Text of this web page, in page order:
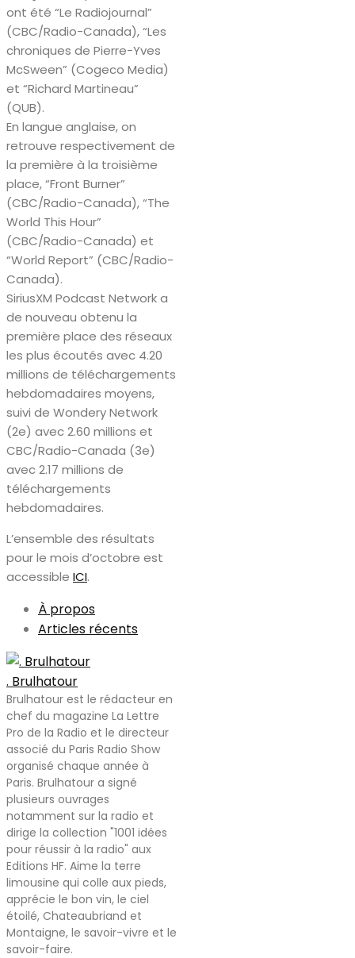
ont été “Le Radiojournal”
(CBC/Radio-Canada), “Les
chroniques de Pierre-Yves
McSween” (Cogeco Media)
et “Richard Martineau”
(QUB).
En langue anglaise, on
retrouve respectivement de
la première à la troisième
place, “Front Burner”
(CBC/Radio-Canada), “The
World This Hour”
(CBC/Radio-Canada) et
“World Report” (CBC/Radio-
Canada).
SiriusXM Podcast Network a
de nouveau obtenu la
première place des réseaux
les plus écoutés avec 4.20
millions de téléchargements
hebdomadaires moyens,
suivi de Wondery Network
(2e) avec 2.60 millions et
CBC/Radio-Canada (3e)
avec 2.17 millions de
téléchargements
hebdomadaires.
L’ensemble des résultats
pour le mois d’octobre est
accessible ICI.
À propos
Articles récents
. Brulhatour
Brulhatour est le rédacteur en
chef du magazine La Lettre
Pro de la Radio et le directeur
associé du Paris Radio Show
organisé chaque année à
Paris. Brulhatour a signé
plusieurs ouvrages
notamment sur la radio et
dirige la collection "1001 idées
pour réussir à la radio" aux
Editions HF. Aime la terre
limousine qui colle aux pieds,
apprécie le bon vin, le ciel
étoilé, Chateaubriand et
Montaigne, le savoir-vivre et le
savoir-faire.